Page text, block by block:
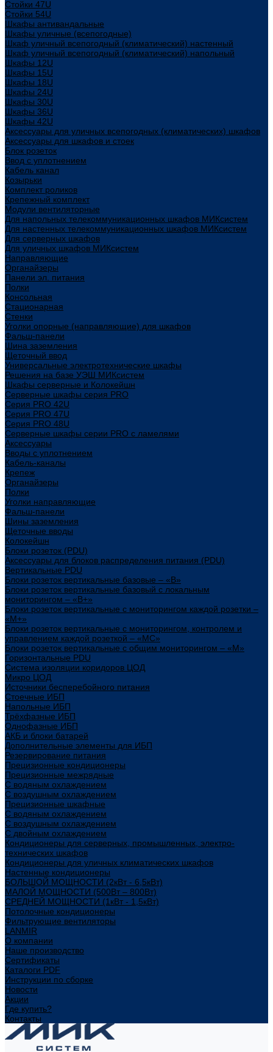
Стойки 47U
Стойки 54U
Шкафы антивандальные
Шкафы уличные (всепогодные)
Шкаф уличный всепогодный (климатический) настенный
Шкаф уличный всепогодный (климатический) напольный
Шкафы 12U
Шкафы 15U
Шкафы 18U
Шкафы 24U
Шкафы 30U
Шкафы 36U
Шкафы 42U
Аксессуары для уличных всепогодных (климатических) шкафов
Аксессуары для шкафов и стоек
Блок розеток
Ввод с уплотнением
Кабель канал
Козырьки
Комплект роликов
Крепежный комплект
Модули вентиляторные
Для напольных телекоммуникационных шкафов МИКсистем
Для настенных телекоммуникационных шкафов МИКсистем
Для серверных шкафов
Для уличных шкафов МИКсистем
Направляющие
Органайзеры
Панели эл. питания
Полки
Консольная
Стационарная
Стенки
Уголки опорные (направляющие) для шкафов
Фальш-панели
Шина заземления
Щеточный ввод
Универсальные электротехнические шкафы
Решения на базе УЭШ МИКсистем
Шкафы серверные и Колокейшн
Серверные шкафы серия PRO
Серия PRO 42U
Серия PRO 47U
Серия PRO 48U
Серверные шкафы серии PRO с ламелями
Аксессуары
Вводы с уплотнением
Кабель-каналы
Крепеж
Органайзеры
Полки
Уголки направляющие
Фальш-панели
Шины заземления
Щеточные вводы
Колокейшн
Блоки розеток (PDU)
Аксессуары для блоков распределения питания (PDU)
Вертикальные PDU
Блоки розеток вертикальные базовые – «В»
Блоки розеток вертикальные базовый с локальным
мониторингом – «В+»
Блоки розеток вертикальные с мониторингом каждой розетки –
«М+»
Блоки розеток вертикальные с мониторингом, контролем и
управлением каждой розеткой – «МС»
Блоки розеток вертикальные с общим мониторингом – «М»
Горизонтальные PDU
Система изоляции коридоров ЦОД
Микро ЦОД
Источники бесперебойного питания
Стоечные ИБП
Напольные ИБП
Трёхфазные ИБП
Однофазные ИБП
АКБ и блоки батарей
Дополнительные элементы для ИБП
Резервирование питания
Прецизионные кондиционеры
Прецизионные межрядные
С водяным охлаждением
С воздушным охлаждением
Прецизионные шкафные
С водяным охлаждением
С воздушным охлаждением
С двойным охлаждением
Кондиционеры для серверных, промышленных, электро-
технических шкафов
Кондиционеры для уличных климатических шкафов
Настенные кондиционеры
БОЛЬШОЙ МОЩНОСТИ (2кВт - 6,5кВт)
МАЛОЙ МОЩНОСТИ (500Вт – 800Вт)
СРЕДНЕЙ МОЩНОСТИ (1кВт - 1,5кВт)
Потолочные кондиционеры
Фильтрующие вентиляторы
LANMIR
О компании
Наше производство
Сертификаты
Каталоги PDF
Инструкции по сборке
Новости
Акции
Где купить?
Контакты